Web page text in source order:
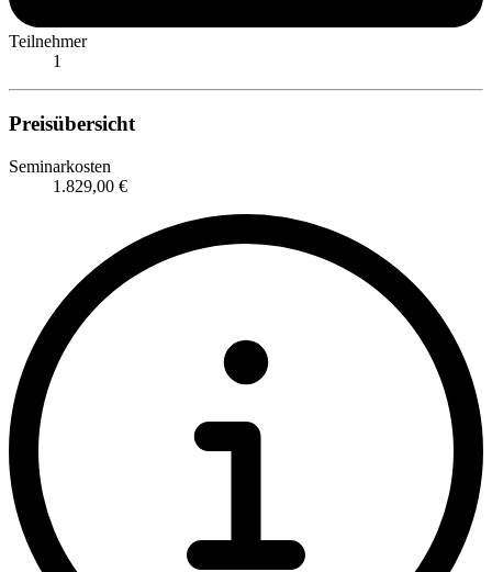
Teilnehmer
1
Preisübersicht
Seminarkosten
1.829,00 €